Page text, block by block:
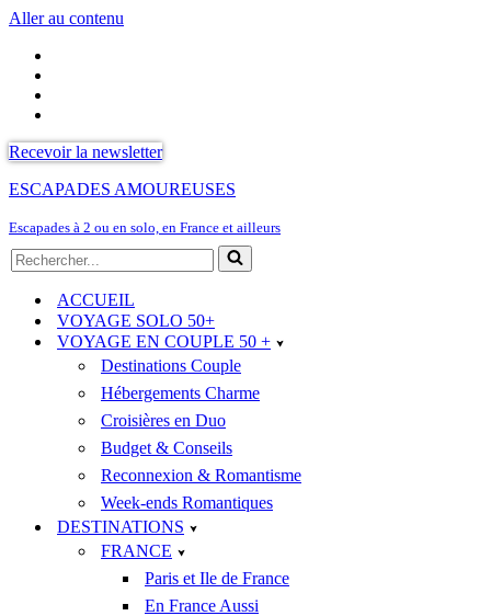
Aller au contenu
Recevoir la newsletter
ESCAPADES AMOUREUSES
Escapades à 2 ou en solo, en France et ailleurs
Rechercher...
ACCUEIL
VOYAGE SOLO 50+
VOYAGE EN COUPLE 50 +
Destinations Couple
Hébergements Charme
Croisières en Duo
Budget & Conseils
Reconnexion & Romantisme
Week-ends Romantiques
DESTINATIONS
FRANCE
Paris et Ile de France
En France Aussi